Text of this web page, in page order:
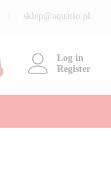
sklep@aquatio.pl
Log in
Register